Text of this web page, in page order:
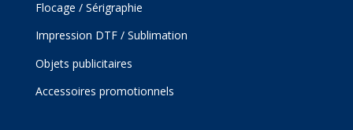
Flocage / Sérigraphie
Impression DTF / Sublimation
Objets publicitaires
Accessoires promotionnels